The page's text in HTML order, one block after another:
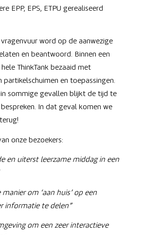
EPP, EPS, ETPU gerealiseerd
word op de aanwezige
en beantwoord. Binnen een
ThinkTank bezaaid met
partikelschuimen en toepassingen.
sommige gevallen blijkt de tijd te
In dat geval komen we
onze bezoekers:
en uiterst leerzame middag in een
manier om ‘aan huis’ op een
informatie te delen”
om een zeer interactieve